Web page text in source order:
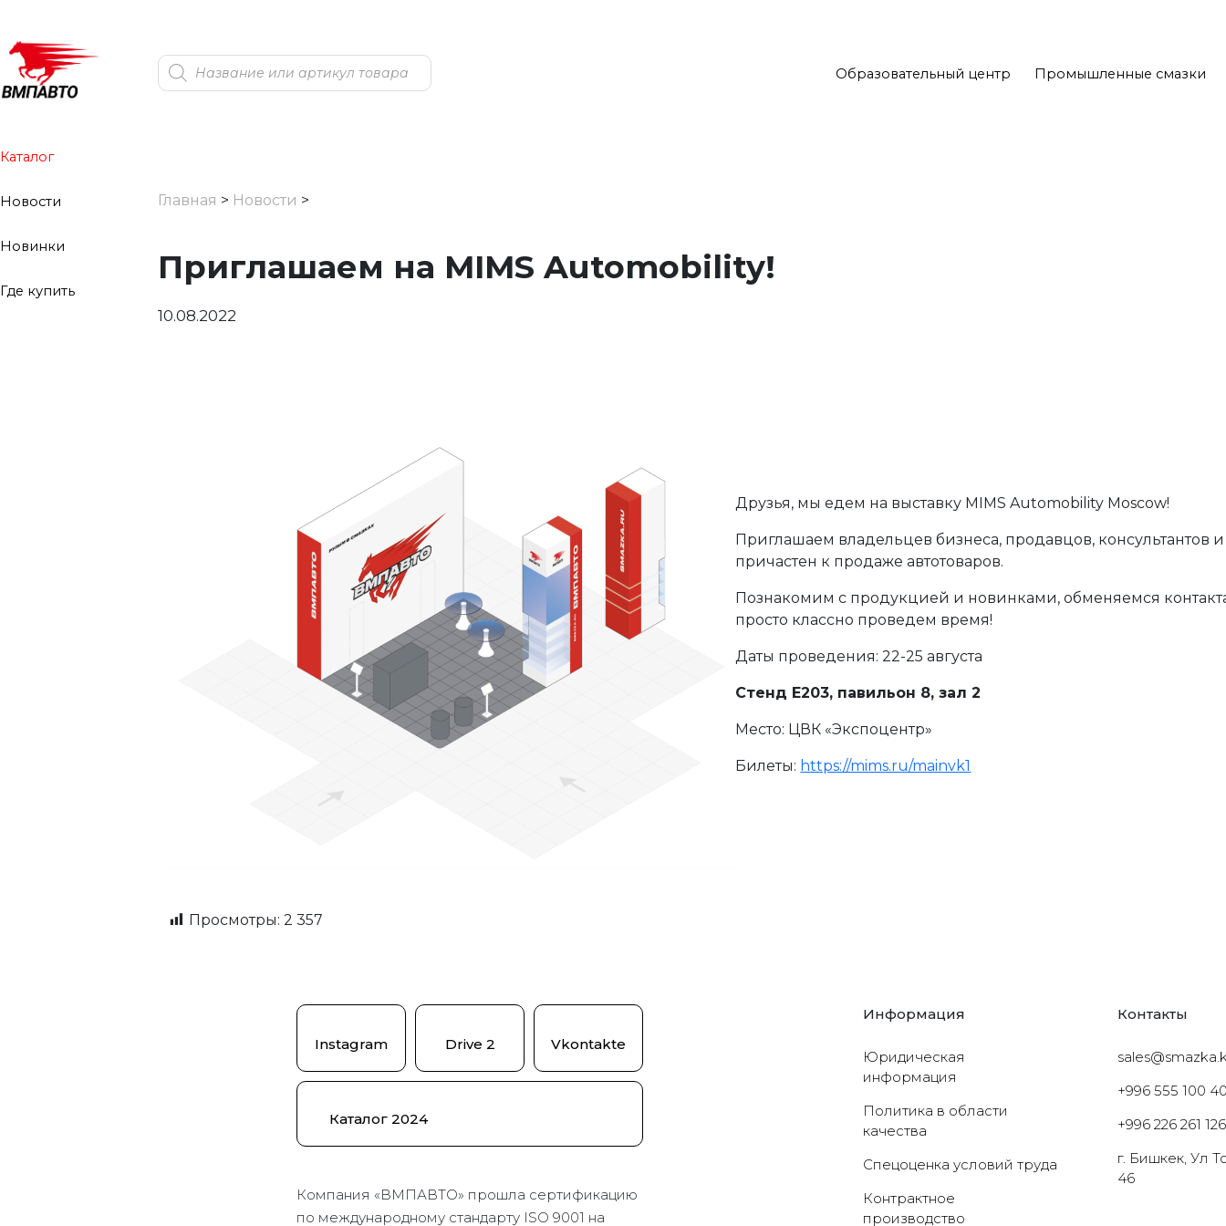
Каталог
Новости
Новинки
Где купить
Поиск
товаров
Образовательный центр Промышленные смазки
Главная > Новости >
Приглашаем на MIMS Automobility!
10.08.2022
Друзья, мы едем на выставку MIMS Automobility Moscow!
Приглашаем владельцев бизнеса, продавцов, консультантов и
причастен к продаже автотоваров.
Познакомим с продукцией и новинками, обменяемся
просто классно проведем время!
Даты проведения: 22-25 августа
Стенд Е203, павильон 8, зал 2
Место: ЦВК «Экспоцентр»
Билеты: https://mims.ru/mainvk1
Просмотры: 2 357
Instagram Drive 2 Vkontakte
Каталог 2024
Компания «ВМПАВТО» прошла сертификацию
по международному стандарту ISO 9001 на
Информация
Юридическая
информация
Политика в области
качества
Cпецоценка условий труда
Контрактное
производство
Контакты
+996 555 100
+996 226 261 126
г. Бишкек, Ул
46